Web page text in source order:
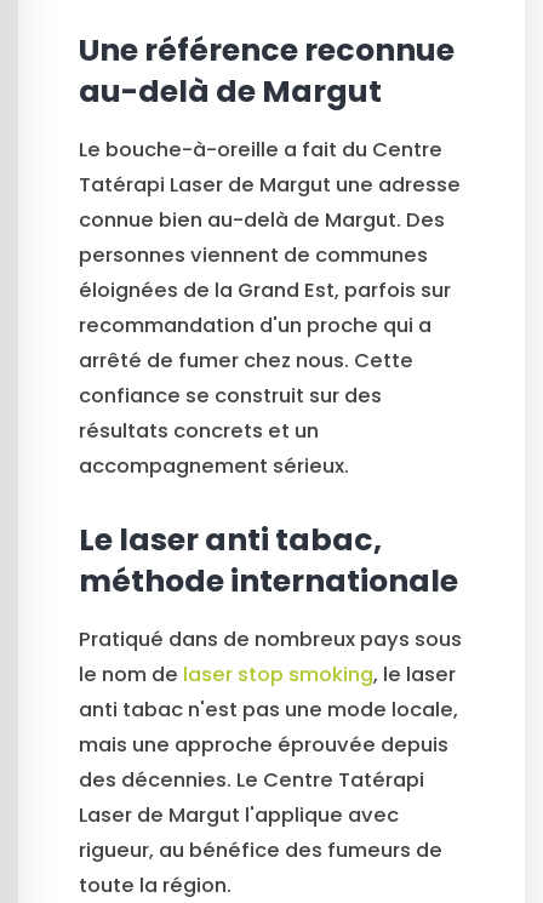
Une référence reconnue
au-delà de Margut
Le bouche-à-oreille a fait du Centre
Tatérapi Laser de Margut une adresse
connue bien au-delà de Margut. Des
personnes viennent de communes
éloignées de la Grand Est, parfois sur
recommandation d'un proche qui a
arrêté de fumer chez nous. Cette
confiance se construit sur des
résultats concrets et un
accompagnement sérieux.
Le laser anti tabac,
méthode internationale
Pratiqué dans de nombreux pays sous
le nom de laser stop smoking, le laser
anti tabac n'est pas une mode locale,
mais une approche éprouvée depuis
des décennies. Le Centre Tatérapi
Laser de Margut l'applique avec
rigueur, au bénéfice des fumeurs de
toute la région.